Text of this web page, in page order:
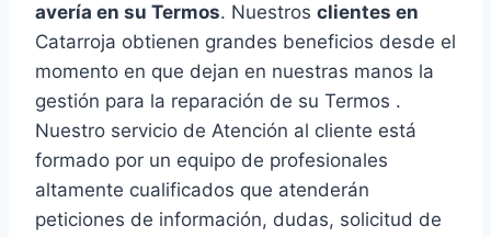
avería en su Termos. Nuestros clientes en
Catarroja obtienen grandes beneficios desde el
momento en que dejan en nuestras manos la
gestión para la reparación de su Termos .
Nuestro servicio de Atención al cliente está
formado por un equipo de profesionales
altamente cualificados que atenderán
peticiones de información, dudas, solicitud de